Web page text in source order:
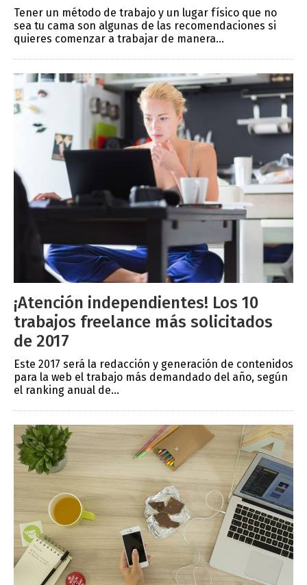
Tener un método de trabajo y un lugar físico que no
sea tu cama son algunas de las recomendaciones si
quieres comenzar a trabajar de manera...
¡Atención independientes! Los 10
trabajos freelance más solicitados
de 2017
Este 2017 será la redacción y generación de contenidos
para la web el trabajo más demandado del año, según
el ranking anual de...